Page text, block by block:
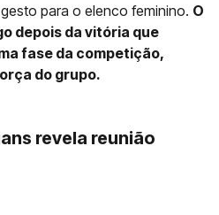
para o elenco feminino. O
depois da vitória que
fase da competição,
do grupo.
revela reunião